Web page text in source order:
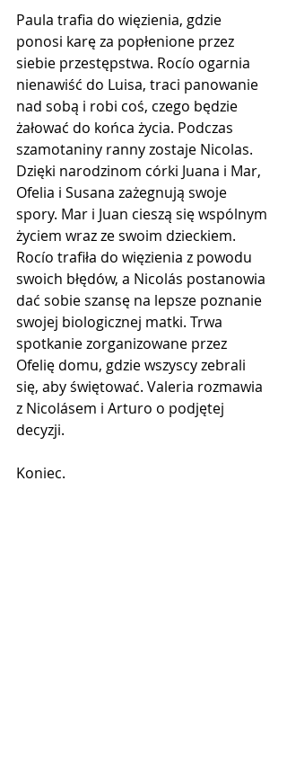
Paula trafia do więzienia, gdzie
ponosi karę za popłenione przez
siebie przestępstwa. Rocío ogarnia
nienawiść do Luisa, traci panowanie
nad sobą i robi coś, czego będzie
żałować do końca życia. Podczas
szamotaniny ranny zostaje Nicolas.
Dzięki narodzinom córki Juana i Mar,
Ofelia i Susana zażegnują swoje
spory. Mar i Juan cieszą się wspólnym
życiem wraz ze swoim dzieckiem.
Rocío trafiła do więzienia z powodu
swoich błędów, a Nicolás postanowia
dać sobie szansę na lepsze poznanie
swojej biologicznej matki. Trwa
spotkanie zorganizowane przez
Ofelię domu, gdzie wszyscy zebrali
się, aby świętować. Valeria rozmawia
z Nicolásem i Arturo o podjętej
decyzji.
Koniec.